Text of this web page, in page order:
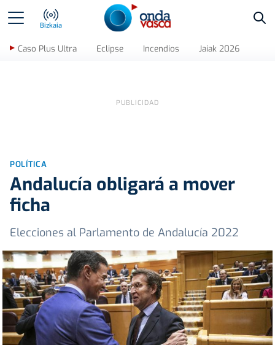
Bizkaia
Caso Plus Ultra Eclipse Incendios Jaiak 2026
POLÍTICA
Andalucía obligará a mover
ficha
Elecciones al Parlamento de Andalucía 2022